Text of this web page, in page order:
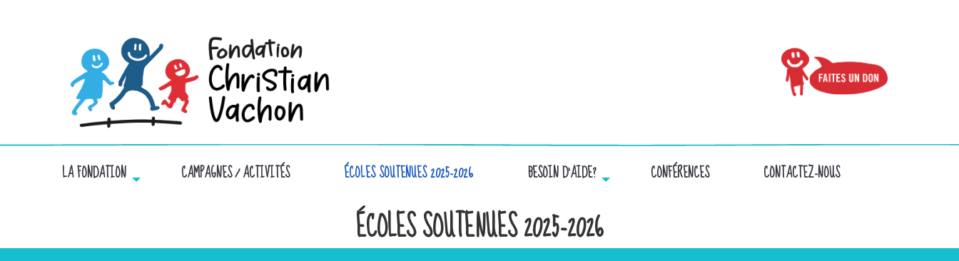
LA FONDATION CAMPAGNES / ACTIVITÉS ÉCOLES SOUTENUES 2025-2026 BESOIN D’AIDE? CONFÉRENCES CONTACTEZ-NOUS
ÉCOLES SOUTENUES 2025-2026